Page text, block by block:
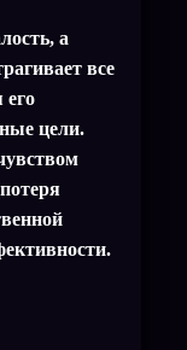
а
все
цели.